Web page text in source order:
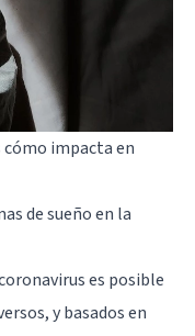
cómo impacta en
de sueño en la
es posible
y basados en